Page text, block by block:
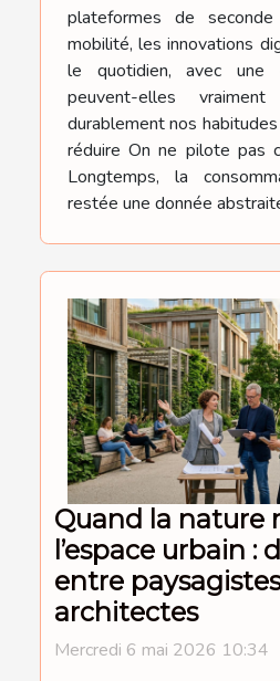
plateformes de
mobilité, les innovations
le quotidien, avec une
peuvent-elles
durablement nos
réduire On ne pilote pas
Longtemps, la
restée une donnée
Quand la nature
l’espace urbain :
entre
architectes
Mercredi 6 mai 2026 10:34